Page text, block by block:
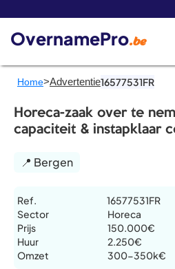
OvernamePro.be
Home>Advertentie16577531FR
Horeca-zaak over te
capaciteit & instapklaar
📍 Bergen
Ref.
Sector
Prijs
Huur
Omzet
16577531FR
Horeca
150.000€
2.250€
300-350k€